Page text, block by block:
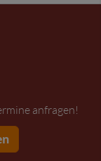
anfragen!